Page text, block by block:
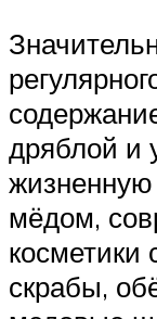
дряблой и
мёдом,
косметики
скрабы,